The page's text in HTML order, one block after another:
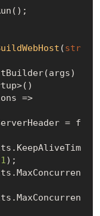
(str
=
f
1);